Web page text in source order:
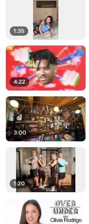
1:35
4:22
3:00
1:20